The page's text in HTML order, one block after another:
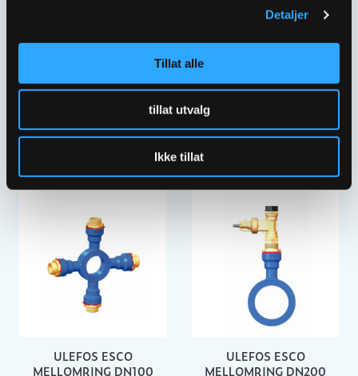
Detaljer
Tillat alle
tillat utvalg
Ikke tillat
ULEFOS ESCO
MELLOMRING DN250
M/E-LOCK 3 UTTAK
5635524
ULEFOS ESCO
MELLOMRING DN300
M/E-LOCK 3 UTTAK
5635525
ULEFOS ESCO
MELLOMRING DN100
ULEFOS ESCO
MELLOMRING DN200